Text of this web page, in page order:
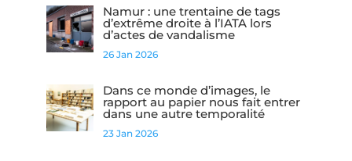
Namur : une trentaine de tags
d’extrême droite à l’IATA lors
d’actes de vandalisme
26 Jan 2026
Dans ce monde d’images, le
rapport au papier nous fait entrer
dans une autre temporalité
23 Jan 2026